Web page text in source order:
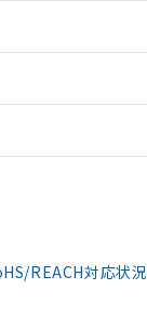
REACH対応状況